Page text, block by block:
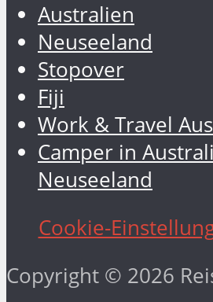
Australien
Neuseeland
Stopover
Fiji
Work & Travel
Camper in
Neuseeland
Cookie-
Copyright © 2026